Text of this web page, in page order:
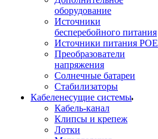
оборудование
Источники
бесперебойного питания
Источники питания POE
Преобразователи
напряжения
Солнечные батареи
Стабилизаторы
Кабеленесущие системы
Кабель-канал
Клипсы и крепеж
Лотки